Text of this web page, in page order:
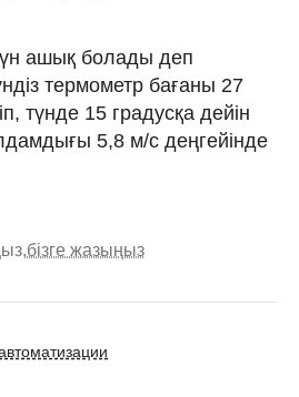
ашық болады деп
термометр бағаны 27
түнде 15 градусқа дейін
5,8 м/с деңгейінде
бізге жазыңыз